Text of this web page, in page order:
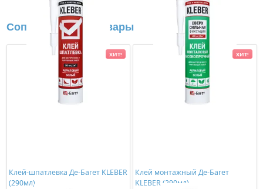
Сопутствующие товары
Клей-шпатлевка Де-Багет KLEBER
(290мл)
ХИТ!
Клей монтажный Де-Багет
KLEBER (290мл)
ХИТ!